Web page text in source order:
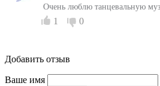
Очень люблю танцевальную
1 0
Добавить отзыв
Ваше имя